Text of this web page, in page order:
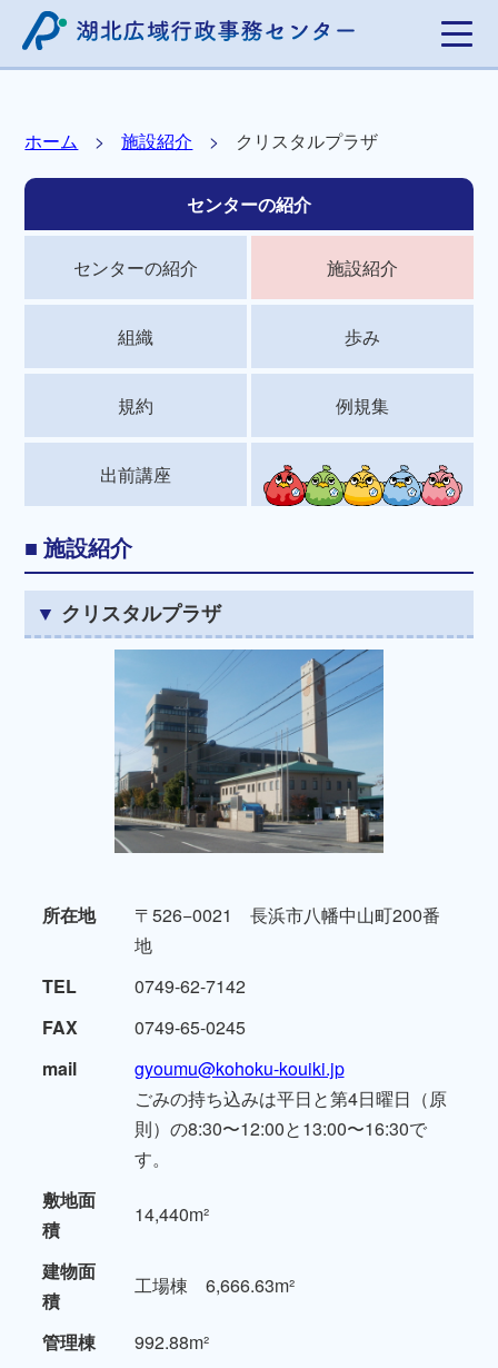
ホーム 施設紹介 クリスタルプラザ
センターの紹介
センターの紹介 施設紹介
組織 歩み
規約 例規集
出前講座
施設紹介
クリスタルプラザ
所在地
〒526−0021 長浜市八幡中山町200番
地
TEL
0749-62-7142
FAX
0749-65-0245
mail
gyoumu@kohoku-kouiki.jp
ごみの持ち込みは平日と第4日曜日（原
則）の8:30〜12:00と13:00〜16:30で
す。
敷地面
積
14,440m²
建物面
積
工場棟 6,666.63m²
管理棟
992.88m²